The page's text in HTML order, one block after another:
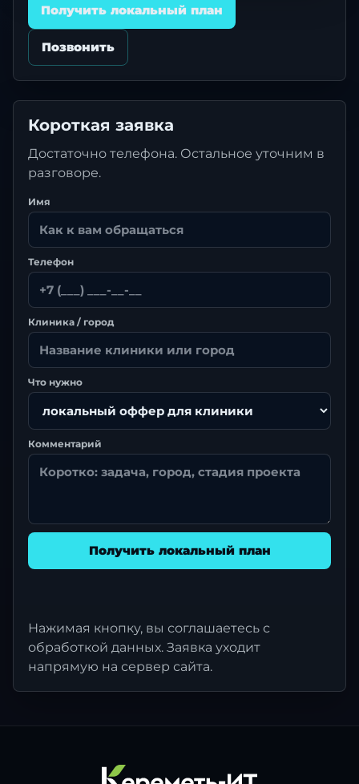
Получить локальный план
Позвонить
Короткая заявка
Достаточно телефона. Остальное уточним в
разговоре.
Имя
Телефон
Клиника / город
Что нужно
Комментарий
Получить локальный план
Нажимая кнопку, вы соглашаетесь с
обработкой данных. Заявка уходит
напрямую на сервер сайта.